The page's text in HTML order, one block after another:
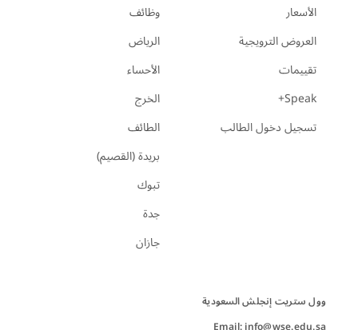
الأسعار
العروض الترويجية
تقييمات
Speak+
تسجيل دخول الطالب
وظائف
الرياض
الأحساء
الخرج
الطائف
بريدة (القصيم)
تبوك
جدة
جازان
وول ستريت إنجلش السعودية